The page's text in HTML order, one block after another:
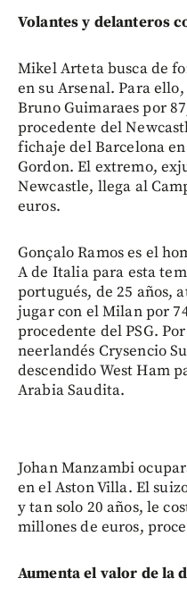
Volantes y delanteros
Mikel Arteta busca de
en su Arsenal. Para
Bruno Guimaraes por
procedente del
fichaje del Barcelona
Gordon. El extremo,
Newcastle, llega al
euros.
Gonçalo Ramos es el
A de Italia para esta
portugués, de 25 años,
jugar con el Milan por
procedente del PSG.
neerlandés Crysencio
descendido West Ham
Arabia Saudita.
Johan Manzambi
en el Aston Villa. El
y tan solo 20 años, le
millones de euros,
Aumenta el valor de la